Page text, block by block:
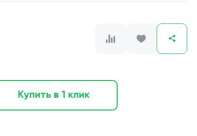
Купить в 1 клик